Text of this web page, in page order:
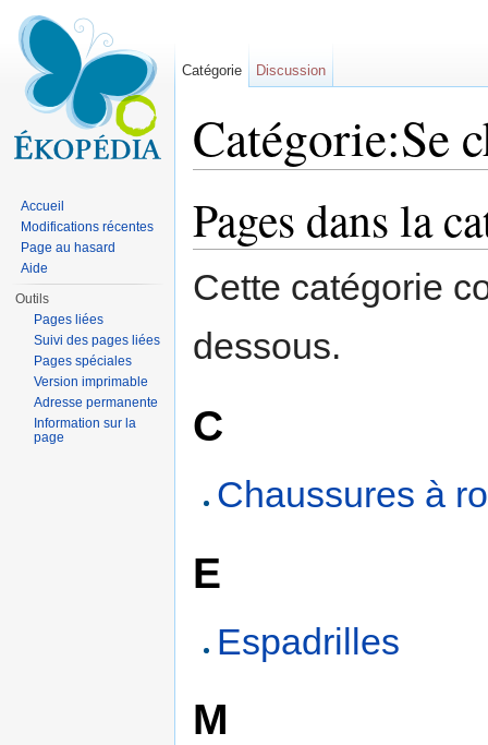
Catégorie:Se
Pages dans la
Cette catégorie
dessous.
C
Chaussures à
E
Espadrilles
M
Catégorie Discussion
Accueil
Modifications récentes
Page au hasard
Aide
Outils
Pages liées
Suivi des pages liées
Pages spéciales
Version imprimable
Adresse permanente
Information sur la
page